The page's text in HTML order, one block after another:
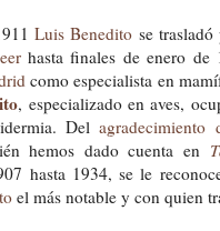
Luis Benedito se
hasta finales de enero de
como especialista en
, especializado en aves,
Del
hemos dado cuenta en
hasta 1934, se le
el más notable y con quien